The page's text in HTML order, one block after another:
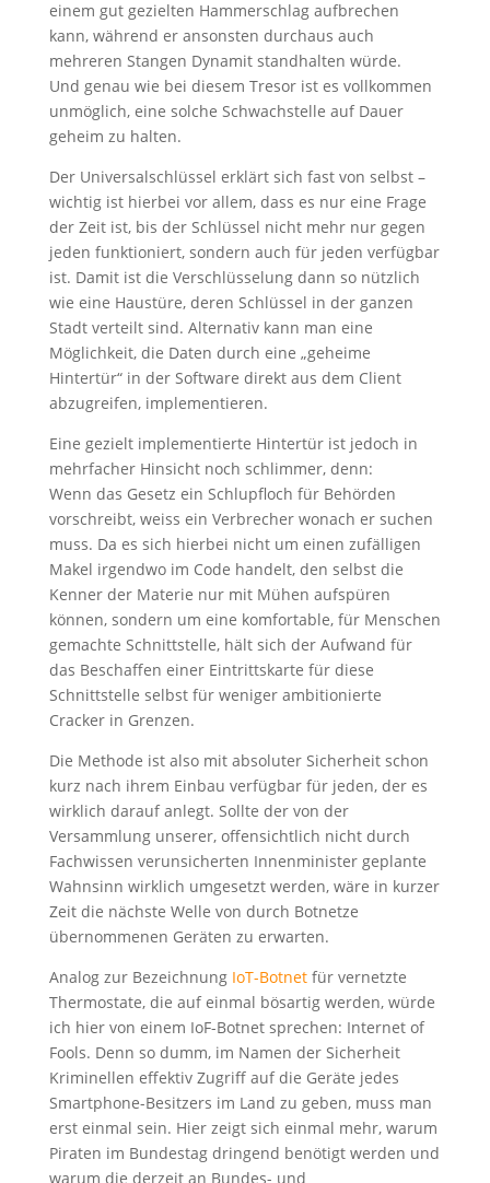
einem gut gezielten Hammerschlag aufbrechen
kann, während er ansonsten durchaus auch
mehreren Stangen Dynamit standhalten würde.
Und genau wie bei diesem Tresor ist es vollkommen
unmöglich, eine solche Schwachstelle auf Dauer
geheim zu halten.
Der Universalschlüssel erklärt sich fast von selbst –
wichtig ist hierbei vor allem, dass es nur eine Frage
der Zeit ist, bis der Schlüssel nicht mehr nur gegen
jeden funktioniert, sondern auch für jeden verfügbar
ist. Damit ist die Verschlüsselung dann so nützlich
wie eine Haustüre, deren Schlüssel in der ganzen
Stadt verteilt sind. Alternativ kann man eine
Möglichkeit, die Daten durch eine „geheime
Hintertür“ in der Software direkt aus dem Client
abzugreifen, implementieren.
Eine gezielt implementierte Hintertür ist jedoch in
mehrfacher Hinsicht noch schlimmer, denn:
Wenn das Gesetz ein Schlupfloch für Behörden
vorschreibt, weiss ein Verbrecher wonach er suchen
muss. Da es sich hierbei nicht um einen zufälligen
Makel irgendwo im Code handelt, den selbst die
Kenner der Materie nur mit Mühen aufspüren
können, sondern um eine komfortable, für Menschen
gemachte Schnittstelle, hält sich der Aufwand für
das Beschaffen einer Eintrittskarte für diese
Schnittstelle selbst für weniger ambitionierte
Cracker in Grenzen.
Die Methode ist also mit absoluter Sicherheit schon
kurz nach ihrem Einbau verfügbar für jeden, der es
wirklich darauf anlegt. Sollte der von der
Versammlung unserer, offensichtlich nicht durch
Fachwissen verunsicherten Innenminister geplante
Wahnsinn wirklich umgesetzt werden, wäre in kurzer
Zeit die nächste Welle von durch Botnetze
übernommenen Geräten zu erwarten.
Analog zur Bezeichnung IoT-Botnetfür vernetzte
Thermostate, die auf einmal bösartig werden, würde
ich hier von einem IoF-Botnet sprechen: Internet of
Fools. Denn so dumm, im Namen der Sicherheit
Kriminellen effektiv Zugriff auf die Geräte jedes
Smartphone-Besitzers im Land zu geben, muss man
erst einmal sein. Hier zeigt sich einmal mehr, warum
Piraten im Bundestag dringend benötigt werden und
warum die derzeit an Bundes- und